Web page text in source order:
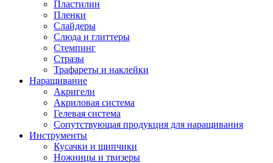
Пластилин
Пленки
Слайдеры
Слюда и глиттеры
Стемпинг
Стразы
Трафареты и наклейки
Наращивание
Акригели
Акриловая система
Гелевая система
Сопутствующая продукция для наращивания
Инструменты
Кусачки и щипчики
Ножницы и твизеры